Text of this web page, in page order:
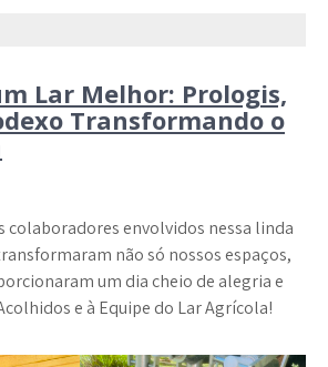
Lar Melhor: Prologis,
Transformando o
colaboradores envolvidos nessa linda
não só nossos espaços,
um dia cheio de alegria e
e à Equipe do Lar Agrícola!